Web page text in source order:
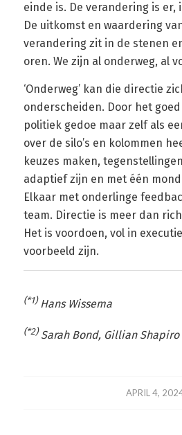
einde is. De verandering is er,
De uitkomst en waardering
verandering zit in de stenen
oren. We zijn al onderweg, al
‘Onderweg’ kan die directie
onderscheiden. Door het
politiek gedoe maar zelf als
over de silo’s en kolommen
keuzes maken,
adaptief zijn en met één
Elkaar met onderlinge
team. Directie is meer dan
Het is voordoen, vol in
voorbeeld zijn.
(*1)Hans Wissema
(*2) Sarah Bond, Gillian Shapiro
APRIL 4,